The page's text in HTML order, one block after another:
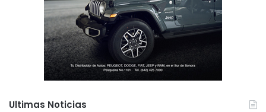
Ultimas Noticias